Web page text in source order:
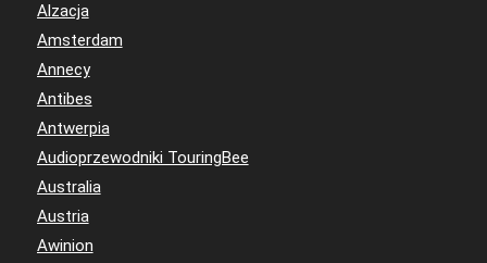
Alzacja
Amsterdam
Annecy
Antibes
Antwerpia
Audioprzewodniki TouringBee
Australia
Austria
Awinion